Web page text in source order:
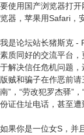
要使用国产浏览器打
览器，苹果用Safari，
我是论坛站长猪斯克 -
素质同好的交流平台
于解决信任危机问题
版贼和骗子在作恶前
南”，“劳改犯罗杰驿”
份证住址电话，甚至遭
如果你是一位女S，并